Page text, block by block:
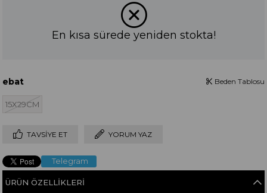
En kısa sürede yeniden stokta!
ebat
15X29CM
Beden Tablosu
TAVSIYE ET YORUM YAZ
Telegram
ÜRÜN ÖZELLIKLERI